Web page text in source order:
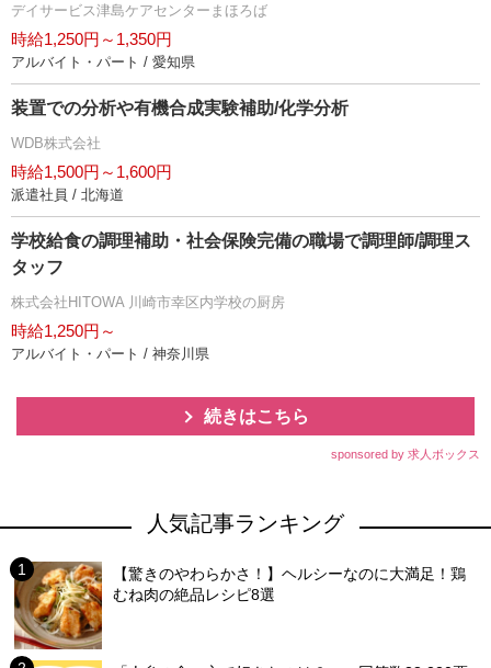
デイサービス津島ケアセンターまほろば
時給1,250円～1,350円
アルバイト・パート / 愛知県
装置での分析や有機合成実験補助/化学分析
WDB株式会社
時給1,500円～1,600円
派遣社員 / 北海道
学校給食の調理補助・社会保険完備の職場で調理師/調理ス
タッフ
株式会社HITOWA 川崎市幸区内学校の厨房
時給1,250円～
アルバイト・パート / 神奈川県
続きはこちら
sponsored by 求人ボックス
人気記事ランキング
【驚きのやわらかさ！】ヘルシーなのに大満足！鶏
むね肉の絶品レシピ8選